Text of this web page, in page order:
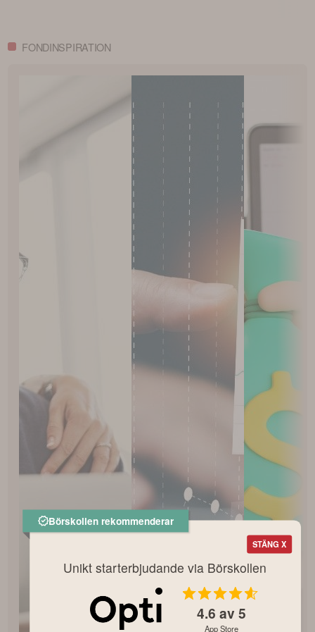
FONDINSPIRATION
STÄNG X
Börskollen rekommenderar
Unikt starterbjudande via Börskollen
4.6 av 5
App Store